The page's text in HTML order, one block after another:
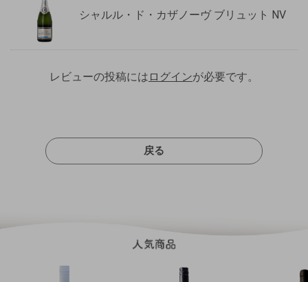
シャルル・ド・カザノーヴ ブリュット NV
レビューの投稿には ログインが必要です。
戻る